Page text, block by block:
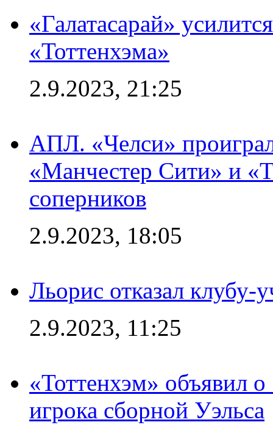
«Галатасарай»
«Тоттенхэма»
2.9.2023, 21:25
АПЛ. «Челси»
«Манчестер Сити» и
соперников
2.9.2023, 18:05
Льорис отказал клубу-
2.9.2023, 11:25
«Тоттенхэм» объявил
игрока сборной Уэльса